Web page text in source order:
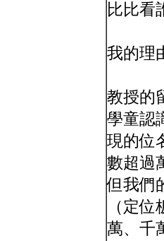
比比看
我的理
教授的
學童認
現的位
數超過
但我們
（定
萬、千